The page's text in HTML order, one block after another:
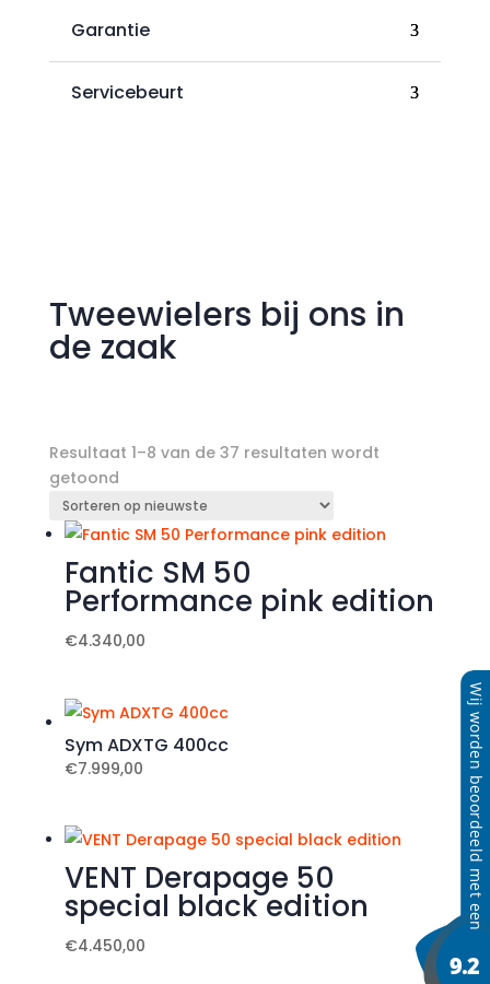
Garantie
Servicebeurt
Tweewielers bij ons in
de zaak
Resultaat 1–8 van de 37 resultaten wordt
getoondGesorteerd
op
nieuwste
Fantic SM 50
Performance pink edition
€4.340,00
Sym ADXTG 400cc
€7.999,00
VENT Derapage 50
special black edition
€4.450,00